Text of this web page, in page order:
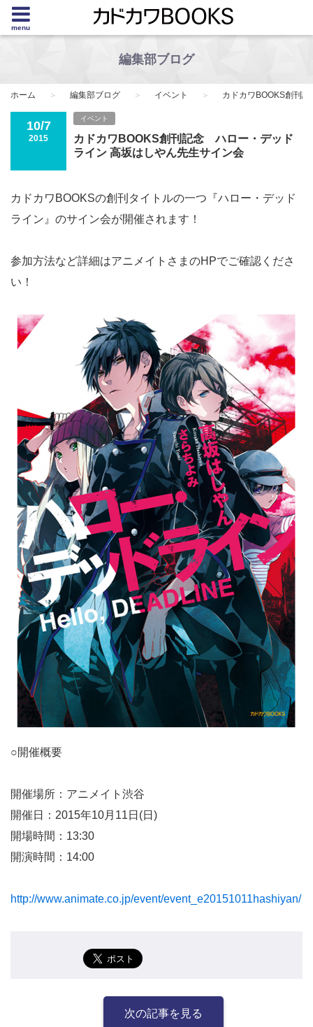
menu
編集部ブログ
ホーム 編集部ブログ イベント カドカワBOOKS創刊
10/7
2015
イベント
カドカワBOOKS創刊記念 ハロー・デッド
ライン 高坂はしやん先生サイン会
カドカワBOOKSの創刊タイトルの一つ『ハロー・デッド
ライン』のサイン会が開催されます！
参加方法など詳細はアニメイトさまのHPでご確認くださ
い！
○開催概要
開催場所：アニメイト渋谷
開催日：2015年10月11日(日)
開場時間：13:30
開演時間：14:00
http://www.animate.co.jp/event/event_e20151011hashiyan/
次の記事を見る